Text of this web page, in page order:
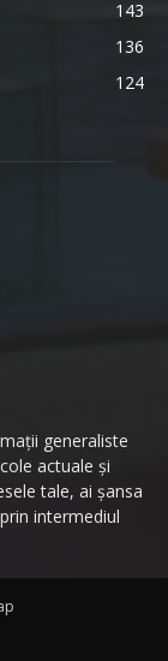
143
136
124
generaliste
actuale și
tale, ai șansa
intermediul